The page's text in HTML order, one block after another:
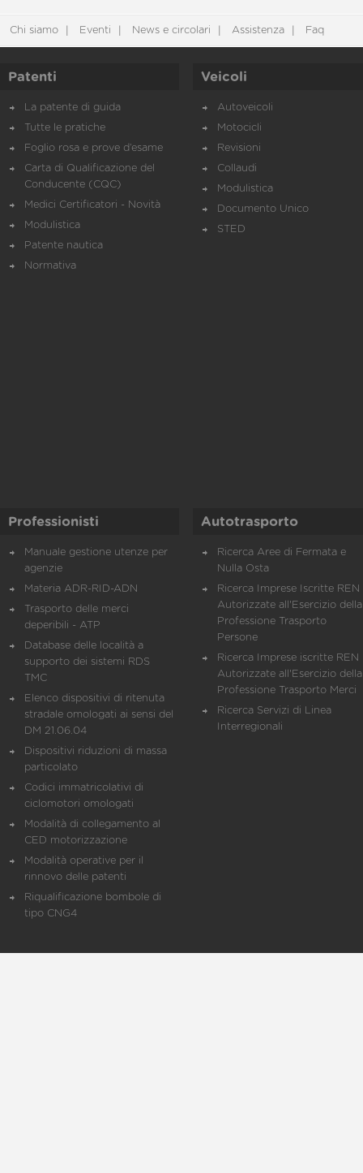
Chi siamo Eventi News e circolari Assistenza Faq
Patenti
La patente di guida
Tutte le pratiche
Foglio rosa e prove d’esame
Carta di Qualificazione del
Conducente (CQC)
Medici Certificatori - Novità
Modulistica
Patente nautica
Normativa
Veicoli
Autoveicoli
Motocicli
Revisioni
Collaudi
Modulistica
Documento Unico
STED
Professionisti
Manuale gestione utenze per
agenzie
Materia ADR-RID-ADN
Trasporto delle merci
deperibili - ATP
Database delle località a
supporto dei sistemi RDS
TMC
Elenco dispositivi di ritenuta
stradale omologati ai sensi del
DM 21.06.04
Dispositivi riduzioni di massa
particolato
Codici immatricolativi di
ciclomotori omologati
Modalità di collegamento al
CED motorizzazione
Modalità operative per il
rinnovo delle patenti
Riqualificazione bombole di
tipo CNG4
Autotrasporto
Ricerca Aree di Fermata e
Nulla Osta
Ricerca Imprese Iscritte REN
Autorizzate all'Esercizio della
Professione Trasporto
Persone
Ricerca Imprese iscritte REN
Autorizzate all'Esercizio della
Professione Trasporto Merci
Ricerca Servizi di Linea
Interregionali